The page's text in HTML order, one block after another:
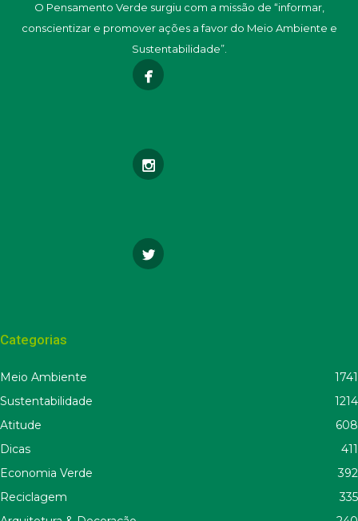
O Pensamento Verde surgiu com a missão de “informar,
conscientizar e promover ações a favor do Meio Ambiente e
Sustentabilidade”.
Categorias
Meio Ambiente
1741
Sustentabilidade
1214
Atitude
608
Dicas
411
Economia Verde
392
Reciclagem
335